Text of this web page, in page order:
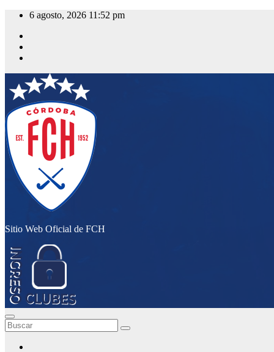
Saltar
contenido
6 agosto, 2026 11:52 pm
Sitio Web Oficial de FCH